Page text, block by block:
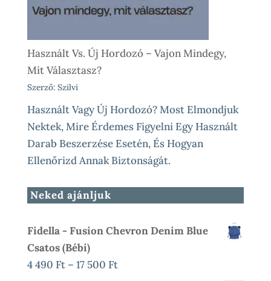
Használt Vs. Új Hordozó – Vajon Mindegy,
Mit Választasz?
Szerző: Szilvi
Használt Vagy Új Hordozó? Most Elmondjuk
Nektek, Mire Érdemes Figyelni Egy Használt
Darab Beszerzése Esetén, És Hogyan
Ellenőrizd Annak Biztonságát.
Neked ajánljuk
Fidella - Fusion Chevron Denim Blue
Csatos (bébi)
4 490 Ft – 17 500 FtÁrtartomány: